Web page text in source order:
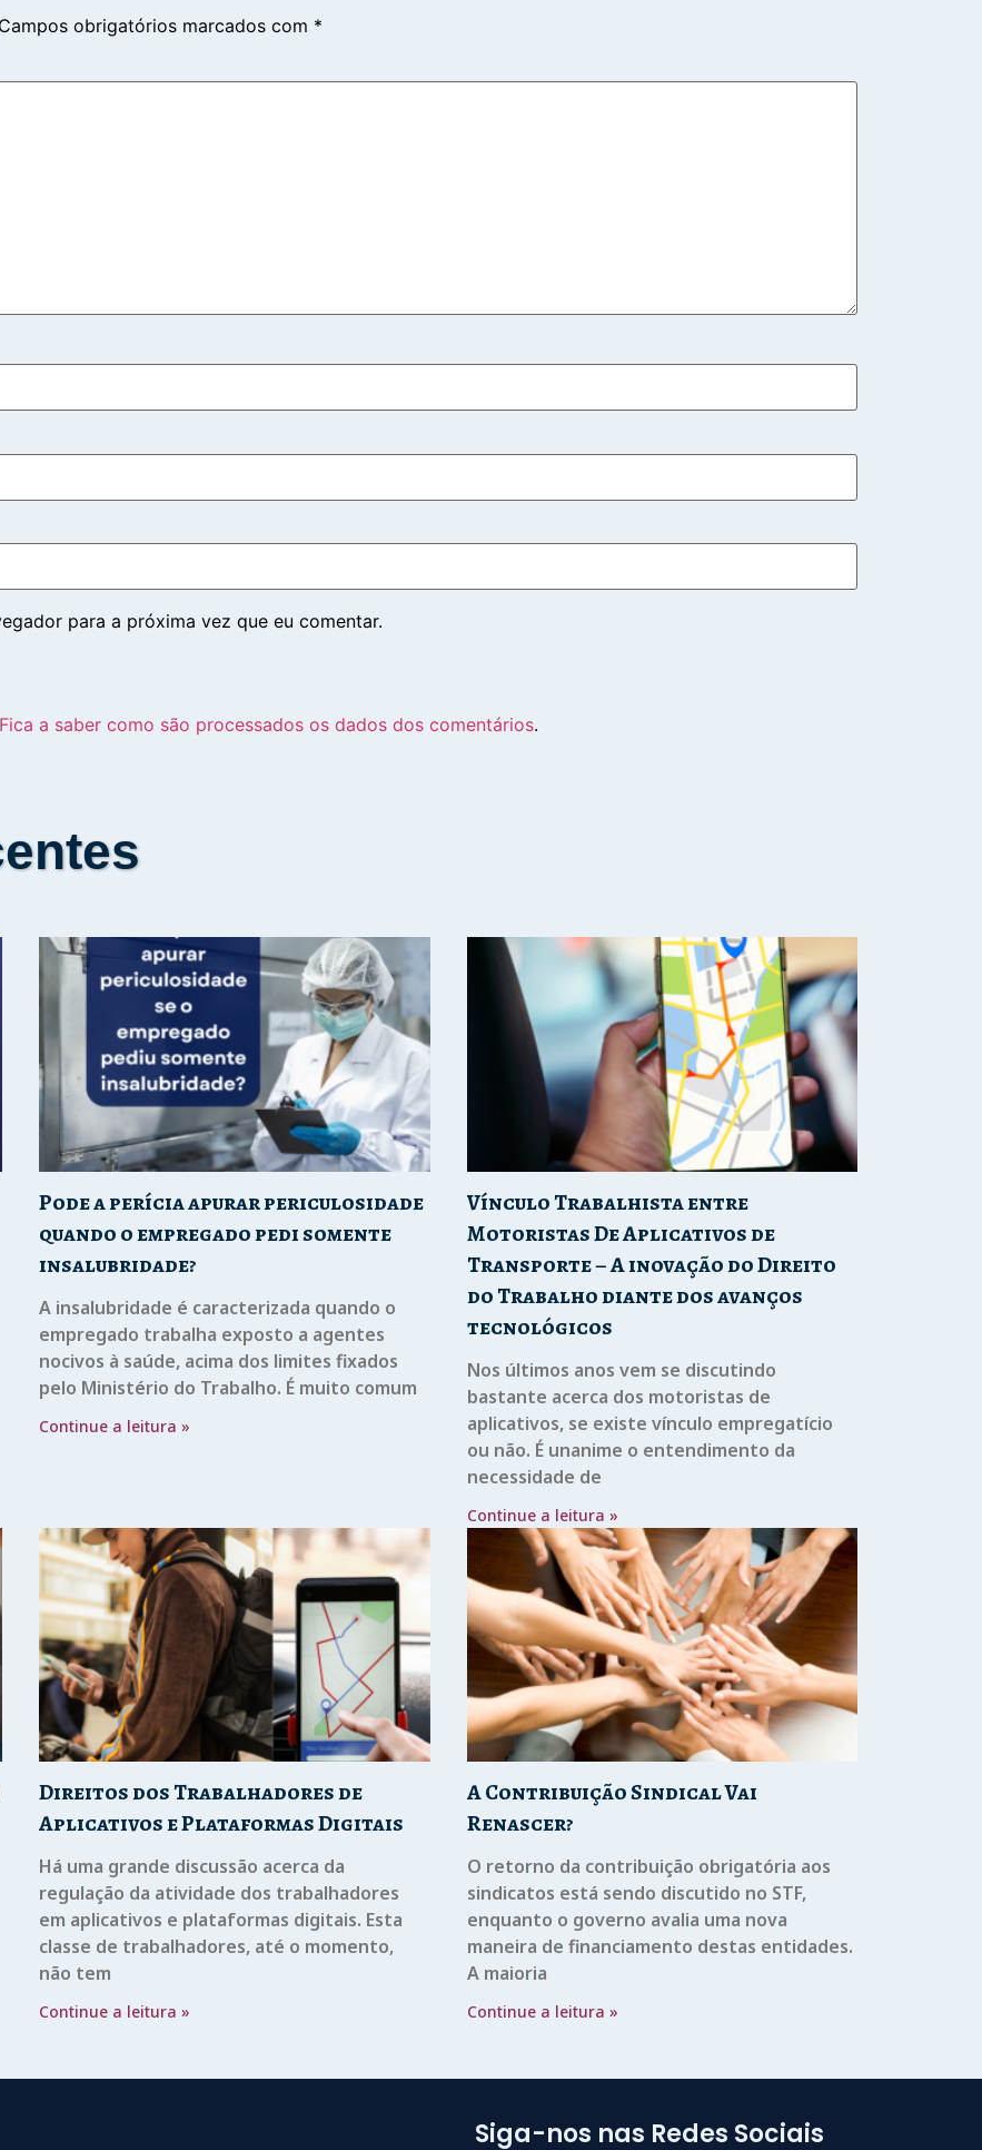
Campos obrigatórios marcados com *
para a próxima vez que eu comentar.
Fica a saber como são processados os dados dos comentários.
Pode a perícia apurar periculosidade
quando o empregado pedi somente
insalubridade?
A insalubridade é caracterizada quando o
empregado trabalha exposto a agentes
nocivos à saúde, acima dos limites fixados
pelo Ministério do Trabalho. É muito comum
Continue a leitura »
Vínculo Trabalhista entre
Motoristas De Aplicativos de
Transporte – A inovação do Direito
do Trabalho diante dos avanços
tecnológicos
Nos últimos anos vem se discutindo
bastante acerca dos motoristas de
aplicativos, se existe vínculo empregatício
ou não. É unanime o entendimento da
necessidade de
Continue a leitura »
Direitos dos Trabalhadores de
Aplicativos e Plataformas Digitais
Há uma grande discussão acerca da
regulação da atividade dos trabalhadores
em aplicativos e plataformas digitais. Esta
classe de trabalhadores, até o momento,
não tem
Continue a leitura »
A Contribuição Sindical Vai
Renascer?
O retorno da contribuição obrigatória aos
sindicatos está sendo discutido no STF,
enquanto o governo avalia uma nova
maneira de financiamento destas entidades.
A maioria
Continue a leitura »
Siga-nos nas Redes Sociais